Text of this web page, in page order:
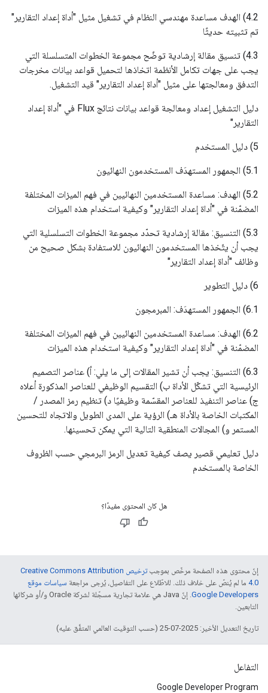
4.2) الهدف مساعدة مهندسي النظام في تشغيل مثيل "أداة إعداد التقارير"
تم تثبيته حديثًا
4.3) تنسيق مقالة إرشادية توضّح مجموعة الخطوات المتسلسلة التي
يجب على جهات تكامل الأنظمة اتخاذها لتحميل قواعد بيانات مخرجات
التدفق ومعالجتها على مثيل "أداة إعداد التقارير" قيد التشغيل.
دليل التشغيل إعداد ومعالجة قواعد بيانات نتائج Flux في "أداة إعداد
التقارير"
5) دليل المستخدم
5.1) الجمهور المستهدَف المستخدمون النهائيون
5.2) الهدف: مساعدة المستخدمين النهائيين في فهم الميزات المختلفة
المضمّنة في "أداة إعداد التقارير" وكيفية استخدام هذه الميزات
5.3) التنسيق: مقالة إرشادية تحدّد مجموعة الخطوات التسلسلية التي
يجب أن يتّخذها المستخدمون النهائيون للاستفادة بشكل صحيح من
وظائف "أداة إعداد التقارير"
6) دليل التطوير
6.1) الجمهور المستهدَف: المبرمجون
6.2) الهدف: مساعدة المستخدمين النهائيين في فهم الميزات المختلفة
المضمّنة في "أداة إعداد التقارير" وكيفية استخدام هذه الميزات
6.3) التنسيق: يجب أن تشير المقالات إلى ما يلي: أ) عناصر التصميم
الرئيسية التي تشكّل الأداة ب) التقسيم الوظيفي للعناصر المذكورة أعلاه
ج) عناصر التنفيذ للعناصر المقسّمة وظيفيًا د) تنظيم رمز المصدر /
المكتبات الخاصة بالأداة هـ) الرؤية على المدى الطويل والاتجاه للتحسين
المستمر و) المجالات المنطقية التالية التي يمكن تحسينها.
دليل تعليمي قصير يصف كيفية تعديل الرمز البرمجي حسب الظروف
الخاصة بالمستخدم
هل كان المحتوى مفيدًا؟
إنّ محتوى هذه الصفحة مرخّص بموجب
ترخيص Creative Commons Attribution
4.0‏ ما لم يُنصّ على خلاف ذلك. للاطّلاع على التفاصيل، يُرجى مراجعة سياسات موقع
Google Developers‏
. إنّ Java هي علامة تجارية مسجّلة لشركة Oracle و/أو شركائها
التابعين.
تاريخ التعديل الأخير: 2025-07-25 (حسب التوقيت العالمي المتفَّق عليه)
التفاعل
Google Developer Program